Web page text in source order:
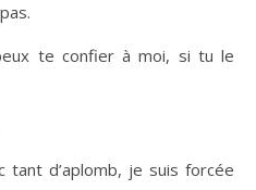
te confier à moi, si tu le
d’aplomb, je suis forcée